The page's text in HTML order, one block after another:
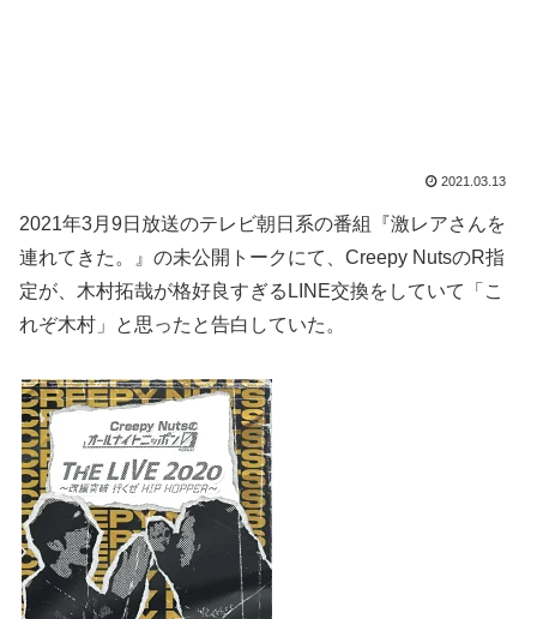
2021.03.13
2021年3月9日放送のテレビ朝日系の番組『激レアさんを
連れてきた。』の未公開トークにて、Creepy NutsのR指
定が、木村拓哉が格好良すぎるLINE交換をしていて「こ
れぞ木村」と思ったと告白していた。